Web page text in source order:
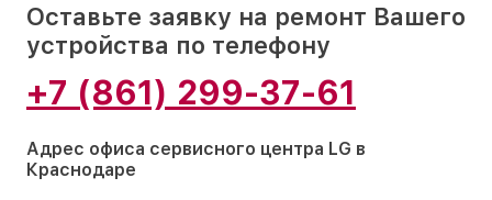
Оставьте заявку на ремонт Вашего
устройства по телефону
+7 (861) 299-37-61
Адрес офиса сервисного центра LG в
Краснодаре